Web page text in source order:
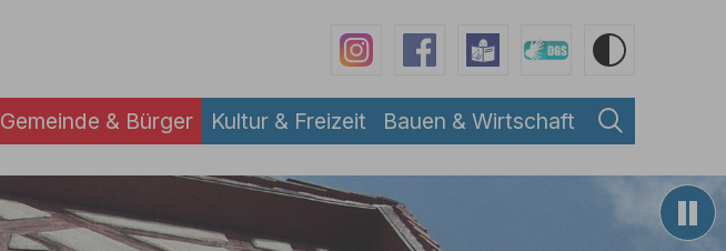
Gemeinde & Bürger Kultur & Freizeit Bauen & Wirtschaft